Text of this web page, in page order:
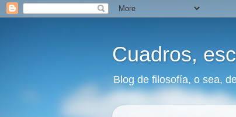
Cuadros,
Blog de filosofía, o sea,